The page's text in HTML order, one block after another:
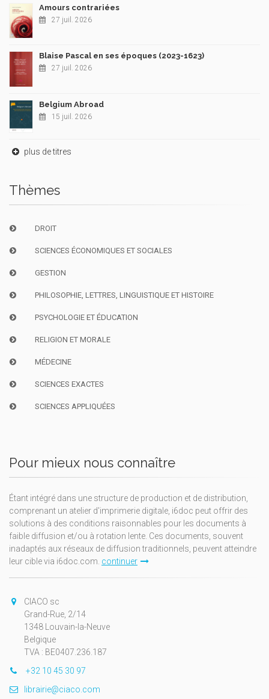
Amours contrariées
27 juil. 2026
Blaise Pascal en ses époques (2023-1623)
27 juil. 2026
Belgium Abroad
15 juil. 2026
plus de titres
Thèmes
DROIT
SCIENCES ÉCONOMIQUES ET SOCIALES
GESTION
PHILOSOPHIE, LETTRES, LINGUISTIQUE ET HISTOIRE
PSYCHOLOGIE ET ÉDUCATION
RELIGION ET MORALE
MÉDECINE
SCIENCES EXACTES
SCIENCES APPLIQUÉES
Pour mieux nous connaître
Étant intégré dans une structure de production et de distribution,
comprenant un atelier d'imprimerie digitale, i6doc peut offrir des
solutions à des conditions raisonnables pour les documents à
faible diffusion et/ou à rotation lente. Ces documents, souvent
inadaptés aux réseaux de diffusion traditionnels, peuvent atteindre
leur cible via i6doc.com. continuer
CIACO sc
Grand-Rue, 2/14
1348 Louvain-la-Neuve
Belgique
TVA : BE0407.236.187
+32 10 45 30 97
librairie@ciaco.com